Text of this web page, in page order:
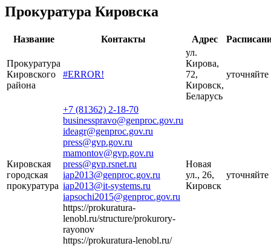
Прокуратура Кировска
Название Контакты Адрес
Прокуратура
Кировского
района
#ERROR!
ул.
Кирова,
72,
Кировск,
Беларусь
уточняйте
Кировская
городская
прокуратура
+7 (81362) 2-18-70
businesspravo@genproc.gov.ru
ideagr@genproc.gov.ru
press@gvp.gov.ru
mamontov@gvp.gov.ru
press@gvp.rsnet.ru
iap2013@genproc.gov.ru
iap2013@it-systems.ru
iapsochi2015@genproc.gov.ru
https://prokuratura-
lenobl.ru/structure/prokurory-
rayonov
https://prokuratura-lenobl.ru/
Новая
ул., 26,
Кировск
уточняйте